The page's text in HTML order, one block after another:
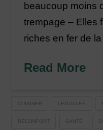
beaucoup moins
trempage – Elles
riches en fer de
Read More
CUISINER LENTILLES
RÉCONFORT SANTÉ